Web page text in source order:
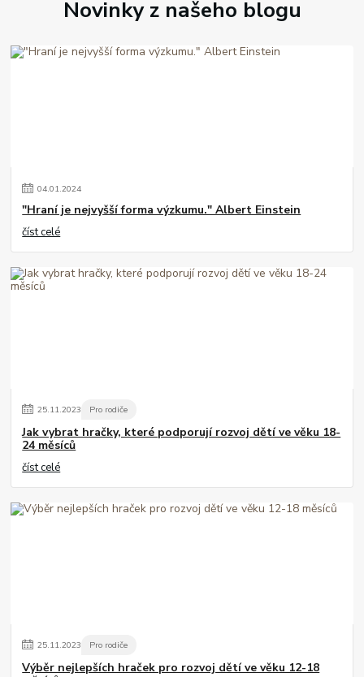
Novinky z našeho blogu
04.01.2024
"Hraní je nejvyšší forma výzkumu." Albert Einstein
číst celé
25.11.2023 Pro rodiče
Jak vybrat hračky, které podporují rozvoj dětí ve věku 18-
24 měsíců
číst celé
25.11.2023 Pro rodiče
Výběr nejlepších hraček pro rozvoj dětí ve věku 12-18